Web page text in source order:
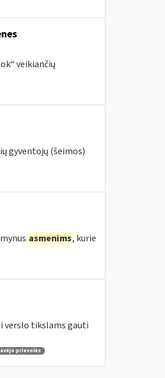
veikiančių
gyventojų (šeimos)
asmenims, kurie
verslo tikslams gauti
prievolės